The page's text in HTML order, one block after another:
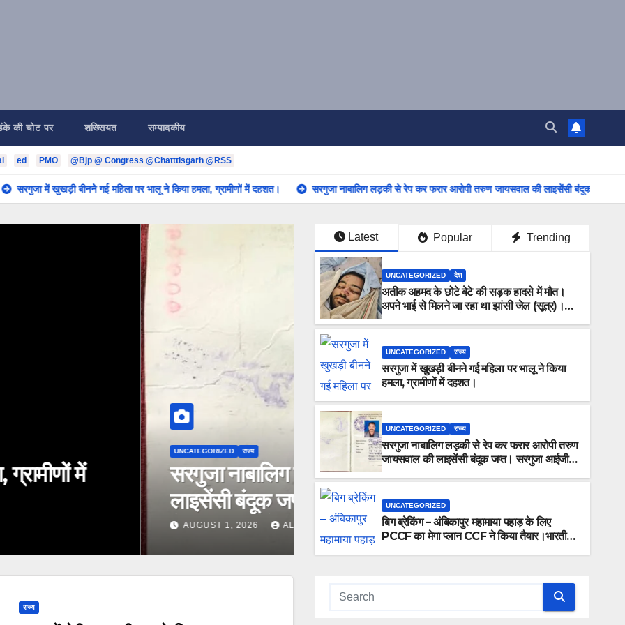
की चोट पर शख्सियत सम्पादकीय
ed PMO @Bjp @ Congress @Chatttisgarh @RSS
बीनने गई महिला पर भालू ने किया हमला, ग्रामीणों में दहशत। सरगुजा नाबालिग लड़की से रेप कर फरार आरोपी तरुण जायसवाल की लाइसेंसी बंदूक जप्त। सरगुजा आईजी ने
आरोपी तरुण जायसवाल की
ने कहा “आरोपी की तलाश में जुटी
UNCATEGORIZED
बिग ब्रेकिंग – अंबिकापुर महामाया पहाड़
CCF ने किया तैयार।भारतीय संस्कृति
योग पार्क,बच्चों का पार्क समेत बहुत कुछ
AUGUST 1, 2026 ALOK SHUKLA
Latest Popular Trending
UNCATEGORIZED देश
अतीक अहमद के छोटे बेटे की सड़क हादसे में मौत।
अपने भाई से मिलने जा रहा था झांसी जेल (सूत्र)।
UNCATEGORIZED राज्य
सरगुजा में खुखड़ी बीनने गई महिला पर भालू ने किया
हमला, ग्रामीणों में दहशत।
UNCATEGORIZED राज्य
सरगुजा नाबालिग लड़की से रेप कर फरार आरोपी तरुण
जायसवाल की लाइसेंसी बंदूक जप्त। सरगुजा आईजी ने
UNCATEGORIZED
बिग ब्रेकिंग – अंबिकापुर महामाया पहाड़ के लिए
PCCF का मेगा प्लान CCF ने किया तैयार।भारतीय
राज्य